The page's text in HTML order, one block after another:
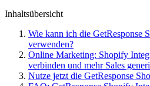
Inhaltsübersicht
Wie kann ich die GetResponse
verwenden?
Online Marketing: Shopify
verbinden und mehr Sales
Nutze jetzt die GetResponse